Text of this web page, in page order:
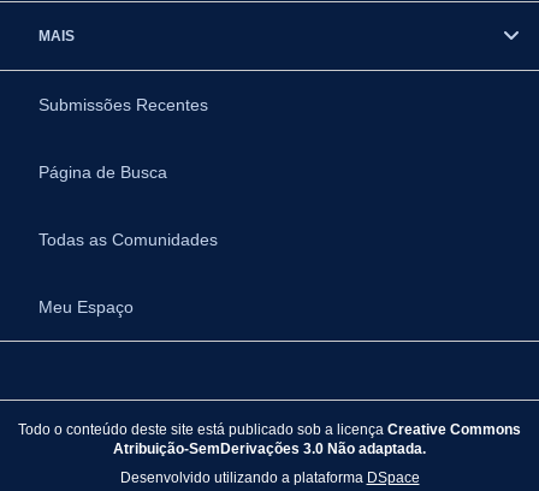
MAIS
Submissões Recentes
Página de Busca
Todas as Comunidades
Meu Espaço
Todo o conteúdo deste site está publicado sob a licença Creative Commons
Atribuição-SemDerivações 3.0 Não adaptada.
Desenvolvido utilizando a plataforma DSpace